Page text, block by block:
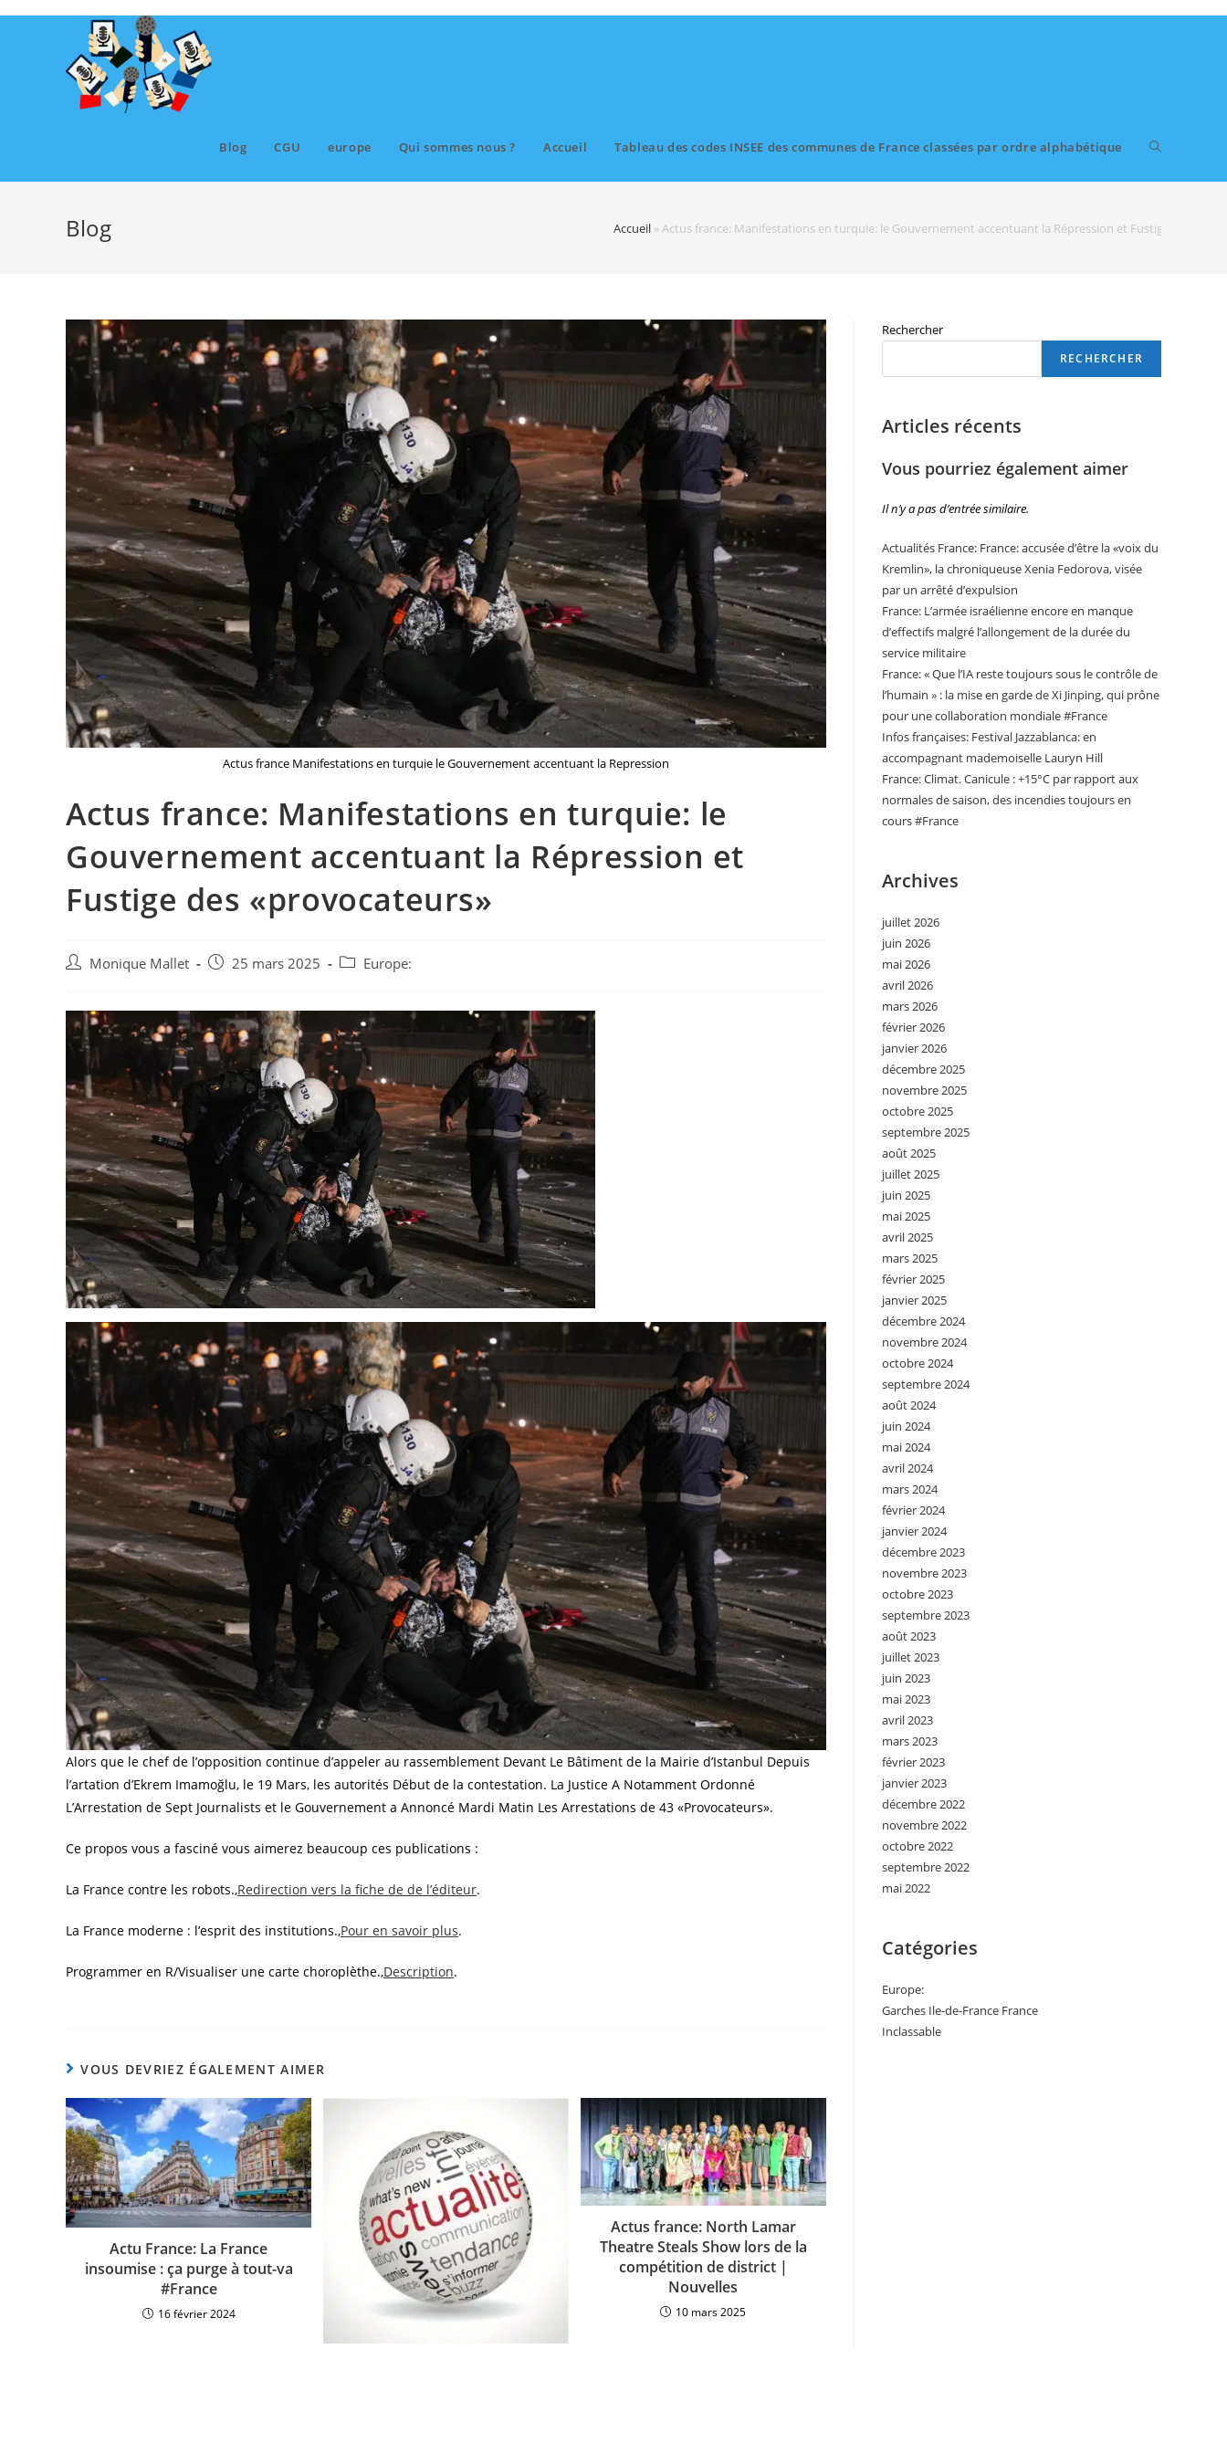
Blog CGU europe Qui sommes nous ? Accueil Tableau des codes INSEE des communes de France classées par ordre alphabétique
Blog Accueil » Actus france: Manifestations en turquie: le Gouvernement accentuant la Répression et Fustige des
Actus france Manifestations en turquie le Gouvernement accentuant la Repression
Actus france: Manifestations en turquie: le
Gouvernement accentuant la Répression et
Fustige des «provocateurs»
Auteur/autrice
publication :
Monique Mallet
Post 25 mars 2025
Post Europe:
Alors que le chef de l’opposition continue d’appeler au rassemblement Devant Le Bâtiment de la Mairie d’Istanbul Depuis
l’artation d’Ekrem Imamoğlu, le 19 Mars, les autorités Début de la contestation. La Justice A Notamment Ordonné
L’Arrestation de Sept Journalists et le Gouvernement a Annoncé Mardi Matin Les Arrestations de 43 «Provocateurs».
Ce propos vous a fasciné vous aimerez beaucoup ces publications :
La France contre les robots.,Redirection vers la fiche de de l’éditeur.
La France moderne : l’esprit des institutions.,Pour en savoir plus.
Programmer en R/Visualiser une carte choroplèthe.,Description.
VOUS DEVRIEZ ÉGALEMENT AIMER
Actu France: La France
insoumise : ça purge à tout-va
#France
16 février 2024
Actus france: North Lamar
Theatre Steals Show lors de la
compétition de district |
Nouvelles
10 mars 2025
Rechercher
RECHERCHER
Articles récents
Vous pourriez également aimer
Il n’y a pas d’entrée similaire.
Actualités France: France: accusée d’être la «voix du
Kremlin», la chroniqueuse Xenia Fedorova, visée
par un arrêté d’expulsion
France: L’armée israélienne encore en manque
d’effectifs malgré l’allongement de la durée du
service militaire
France: « Que l’IA reste toujours sous le contrôle de
l’humain » : la mise en garde de Xi Jinping, qui prône
pour une collaboration mondiale #France
Infos françaises: Festival Jazzablanca: en
accompagnant mademoiselle Lauryn Hill
France: Climat. Canicule : +15°C par rapport aux
normales de saison, des incendies toujours en
cours #France
Archives
juillet 2026
juin 2026
mai 2026
avril 2026
mars 2026
février 2026
janvier 2026
décembre 2025
novembre 2025
octobre 2025
septembre 2025
août 2025
juillet 2025
juin 2025
mai 2025
avril 2025
mars 2025
février 2025
janvier 2025
décembre 2024
novembre 2024
octobre 2024
septembre 2024
août 2024
juin 2024
mai 2024
avril 2024
mars 2024
février 2024
janvier 2024
décembre 2023
novembre 2023
octobre 2023
septembre 2023
août 2023
juillet 2023
juin 2023
mai 2023
avril 2023
mars 2023
février 2023
janvier 2023
décembre 2022
novembre 2022
octobre 2022
septembre 2022
mai 2022
Catégories
Europe:
Garches Ile-de-France France
Inclassable